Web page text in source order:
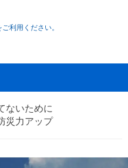
利用ください。
ないために
災力アップ